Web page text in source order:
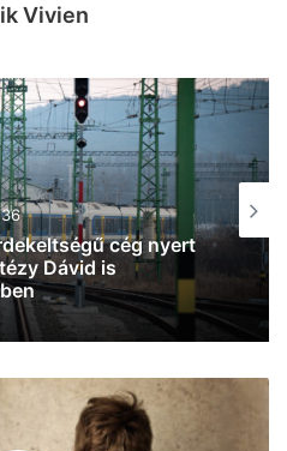
Vivien
személy közül
köztársaságielnök-